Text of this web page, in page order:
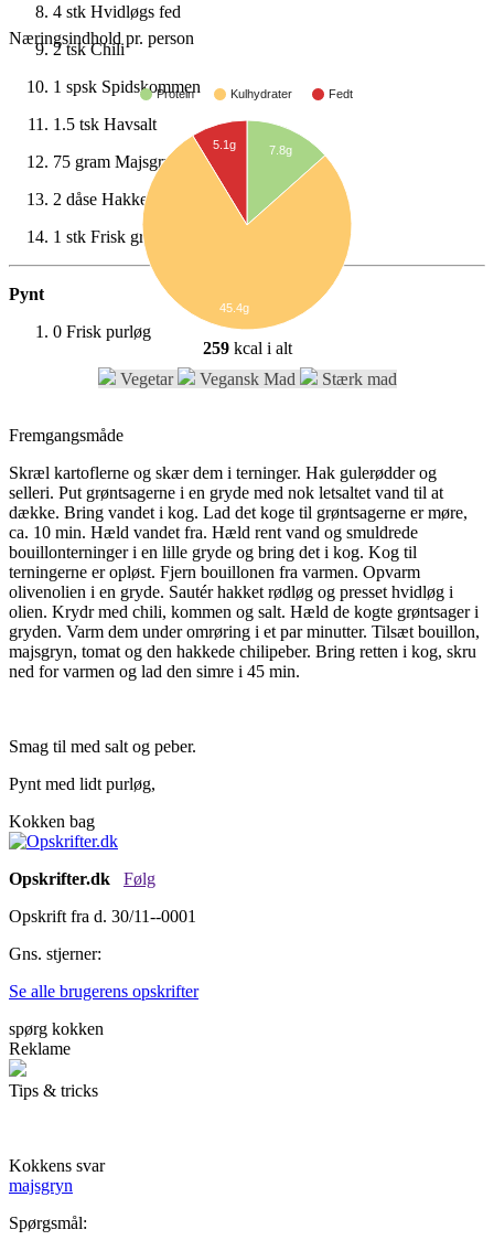
4 stk Hvidløgs fed
2 tskChili
1 spsk Spidskommen
1.5 tsk Havsalt
75 gram Majsgryn
2 dåse Hakkede tomater
1 stk Frisk grøn chili
Pynt
0 Frisk purløg
Næringsindhold pr. person
Protein Kulhydrater Fedt
7.8g
5.1g
45.4g
259kcal i alt
Vegetar
Vegansk Mad Stærk mad
Fremgangsmåde
Skræl kartoflerne og skær dem i terninger. Hak gulerødder og
selleri. Put grøntsagerne i en gryde med nok letsaltet vand til at
dække. Bring vandet i kog. Lad det koge til grøntsagerne er møre,
ca. 10 min. Hæld vandet fra. Hæld rent vand og smuldrede
bouillonterninger i en lille gryde og bring det i kog. Kog til
terningerne er opløst. Fjern bouillonen fra varmen. Opvarm
olivenolien i en gryde. Sautér hakket rødløg og presset hvidløg i
olien. Krydr med chili, kommen og salt. Hæld de kogte grøntsager i
gryden. Varm dem under omrøring i et par minutter. Tilsæt bouillon,
majsgryn, tomat og den hakkede chilipeber. Bring retten i kog, skru
ned for varmen og lad den simre i 45 min.
Smag til med salt og peber.
Pynt med lidt purløg,
Kokken bag
Opskrifter.dk
Følg
Opskrift fra d. 30/11--0001
Gns. stjerner:
Se alle brugerens opskrifter
spørg kokken
Reklame
Tips & tricks
Kokkens svar
majsgryn
Spørgsmål: